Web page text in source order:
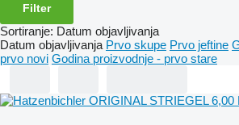
Filter
Sortiranje: Datum objavljivanja
Datum objavljivanja Prvo skupe Prvo jeftine
prvo novi Godina proizvodnje - prvo stare